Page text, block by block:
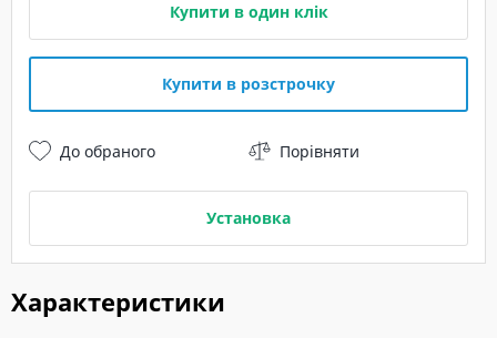
Характеристики
Купити в один клік
Купити в розстрочку
До обраного Порівняти
Установка